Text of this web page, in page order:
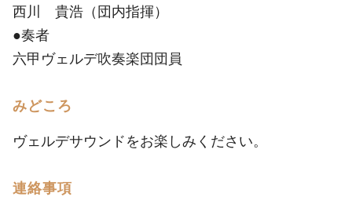
西川 貴浩（団内指揮）
●奏者
六甲ヴェルデ吹奏楽団団員
みどころ
ヴェルデサウンドをお楽しみください。
連絡事項